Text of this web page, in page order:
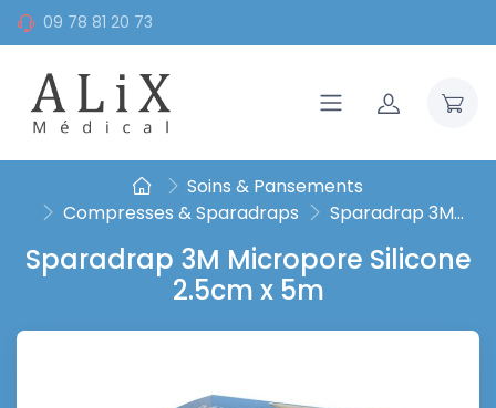
09 78 81 20 73
Soins & Pansements
Compresses & Sparadraps
Sparadrap 3M...
Sparadrap 3M Micropore Silicone
2.5cm x 5m